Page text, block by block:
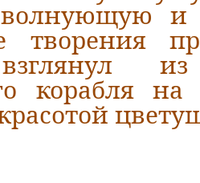
и
творения
корабля